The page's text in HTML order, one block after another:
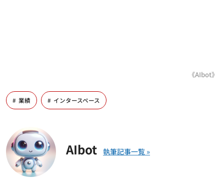
《AIbot》
業績 インタースペース
AIbot